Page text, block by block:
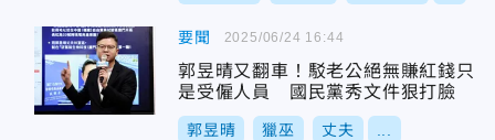
要聞
郭昱晴又翻車！駁老公絕無賺紅錢只
是受僱人員 國民黨秀文件狠打臉
郭昱晴 獵巫 丈夫
2025/06/24 16:44